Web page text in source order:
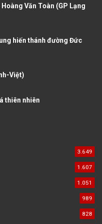
Văn Toàn (GP Lạng
hiến thánh đường Đức
Việt)
thiên nhiên
3.649
1.607
1.051
989
828